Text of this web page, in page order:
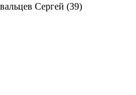
Сергей (39)